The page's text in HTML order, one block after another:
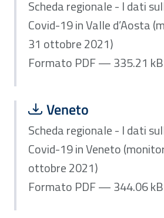
Scheda regionale - I dati
Covid-19 in Valle d’Aosta
31 ottobre 2021)
Formato PDF — 335.21 kB
Scarica file:
Veneto
Formato PDF —
Scheda regionale - I dati
Covid-19 in Veneto
ottobre 2021)
Formato PDF — 344.06 kB